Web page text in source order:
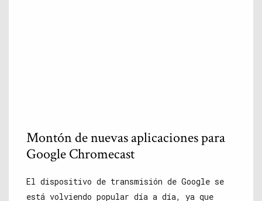
Montón de nuevas aplicaciones para
Google Chromecast
El dispositivo de transmisión de Google se
está volviendo popular día a día, ya que